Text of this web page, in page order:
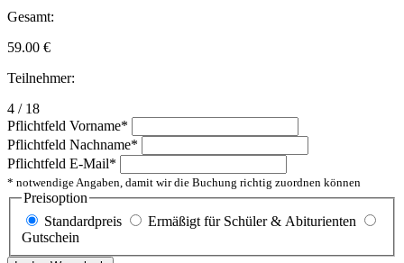
Gesamt:
59.00 €
Teilnehmer:
4 / 18
Pflichtfeld Vorname*
Pflichtfeld Nachname*
Pflichtfeld E-Mail*
* notwendige Angaben, damit wir die Buchung richtig zuordnen können
Preisoption
Standardpreis
Ermäßigt für Schüler & Abiturienten
Gutschein